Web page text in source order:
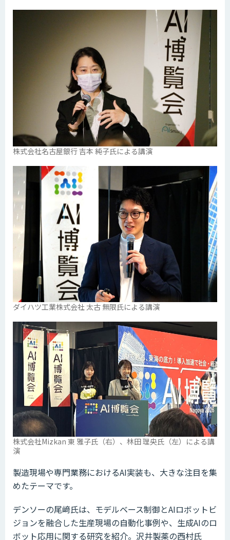
株式会社名古屋銀行 吉本 純子氏による講演
ダイハツ工業株式会社 太古 無限氏による講演
株式会社Mizkan 東 雅子氏（右）、林田 理央氏（左）による講
演
製造現場や専門業務におけるAI実装も、大きな注目を集
めたテーマです。
デンソーの尾﨑氏は、モデルベース制御とAIロボットビ
ジョンを融合した生産現場の自動化事例や、生成AIのロ
ボット応用に関する研究を紹介。沢井製薬の西村氏